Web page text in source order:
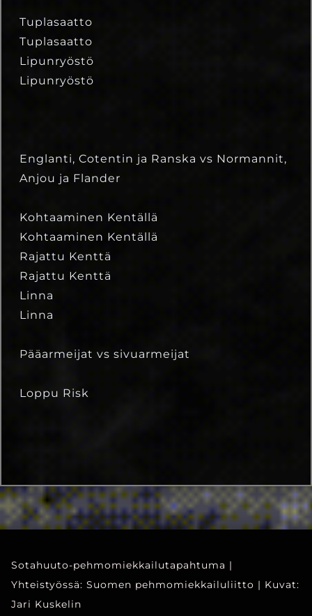
Tuplasaatto
Tuplasaatto
Lipunryöstö
Lipunryöstö
Englanti, Cotentin ja Ranska vs Normannit,
Anjou ja Flander
Kohtaaminen Kentällä
Kohtaaminen Kentällä
Rajattu Kenttä
Rajattu Kenttä
Linna
Linna
Pääarmeijat vs sivuarmeijat
Loppu Risk
Sotahuuto-pehmomiekkailutapahtuma |
Yhteistyössä: Suomen pehmomiekkailuliitto | Kuvat:
Jari Kuskelin